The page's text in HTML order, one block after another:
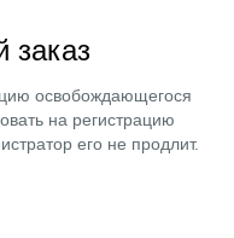
заказ
освобождающегося
на регистрацию
его не продлит.